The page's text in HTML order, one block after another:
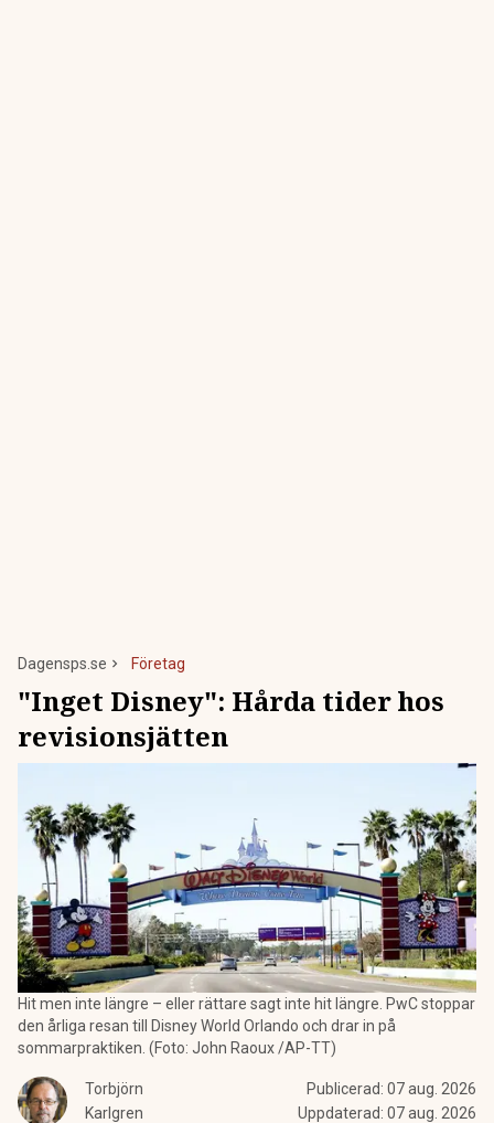
Dagensps.se Företag
"Inget Disney": Hårda tider hos
revisionsjätten
Hit men inte längre – eller rättare sagt inte hit längre. PwC stoppar
den årliga resan till Disney World Orlando och drar in på
sommarpraktiken. (Foto: John Raoux /AP-TT)
Torbjörn
Karlgren
Publicerad: 07 aug. 2026
Uppdaterad: 07 aug. 2026